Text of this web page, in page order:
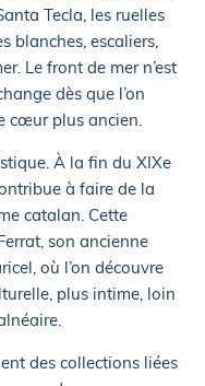
Tecla, les ruelles
blanches, escaliers,
Le front de mer n’est
dès que l’on
cœur plus ancien.
À la fin du XIXe
à faire de la
catalan. Cette
son ancienne
où l’on découvre
plus intime, loin
des collections liées